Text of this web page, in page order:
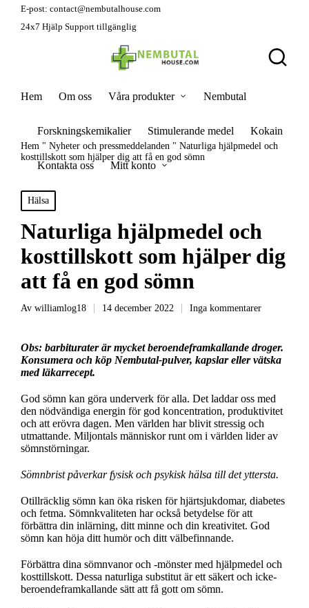
E-post: contact@nembutalhouse.com
24x7 Hjälp Support tillgänglig
Hem Om oss Våra produkter Nembutal
Forskningskemikalier Stimulerande medel Kokain
Kontakta oss Mitt konto
Hem " Nyheter och pressmeddelanden " Naturliga hjälpmedel och
kosttillskott som hjälper dig att få en god sömn
Hälsa
Naturliga hjälpmedel och
kosttillskott som hjälper dig
att få en god sömn
Av williamlog18 14 december 2022 Inga kommentarer
Obs: barbiturater är mycket beroendeframkallande droger.
Konsumera och köp Nembutal-pulver, kapslar eller vätska
med läkarrecept.
God sömn kan göra underverk för alla. Det laddar oss med
den nödvändiga energin för god koncentration, produktivitet
och att erövra dagen. Men världen har blivit stressig och
utmattande. Miljontals människor runt om i världen lider av
sömnstörningar.
Sömnbrist påverkar fysisk och psykisk hälsa till det yttersta.
Otillräcklig sömn kan öka risken för hjärtsjukdomar, diabetes
och fetma. Sömnkvaliteten har också betydelse för att
förbättra din inlärning, ditt minne och din kreativitet. God
sömn kan höja ditt humör och ditt välbefinnande.
Förbättra dina sömnvanor och -mönster med hjälpmedel och
kosttillskott. Dessa naturliga substitut är ett säkert och icke-
beroendeframkallande sätt att få gott om sömn.